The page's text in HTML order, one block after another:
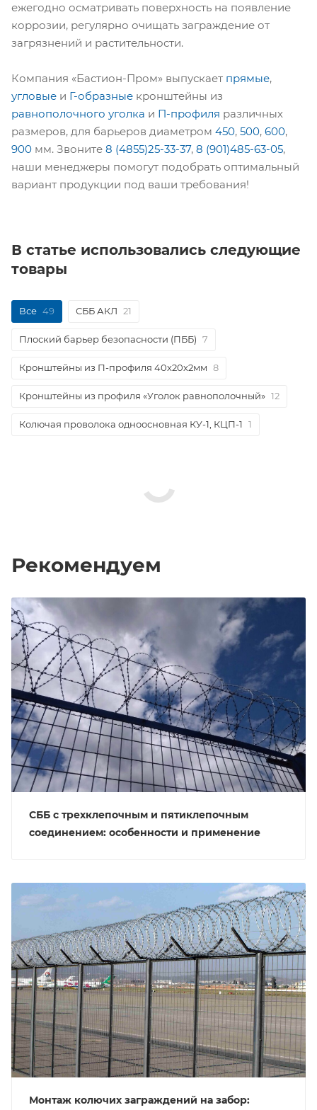
ежегодно осматривать поверхность на появление
коррозии, регулярно очищать заграждение от
загрязнений и растительности.
Компания «Бастион-Пром» выпускает прямые,
угловые и Г-образные кронштейны из
равнополочного уголка и П-профиля различных
размеров, для барьеров диаметром 450, 500, 600,
900 мм. Звоните 8 (4855)25-33-37, 8 (901)485-63-05,
наши менеджеры помогут подобрать оптимальный
вариант продукции под ваши требования!
В статье использовались следующие
товары
Все 49 СББ АКЛ 21
Плоский барьер безопасности (ПББ) 7
Кронштейны из П-профиля 40х20х2мм 8
Кронштейны из профиля «Уголок равнополочный» 12
Колючая проволока одноосновная КУ-1, КЦП-1 1
Рекомендуем
СББ с трехклепочным и пятиклепочным
соединением: особенности и применение
Монтаж колючих заграждений на забор: